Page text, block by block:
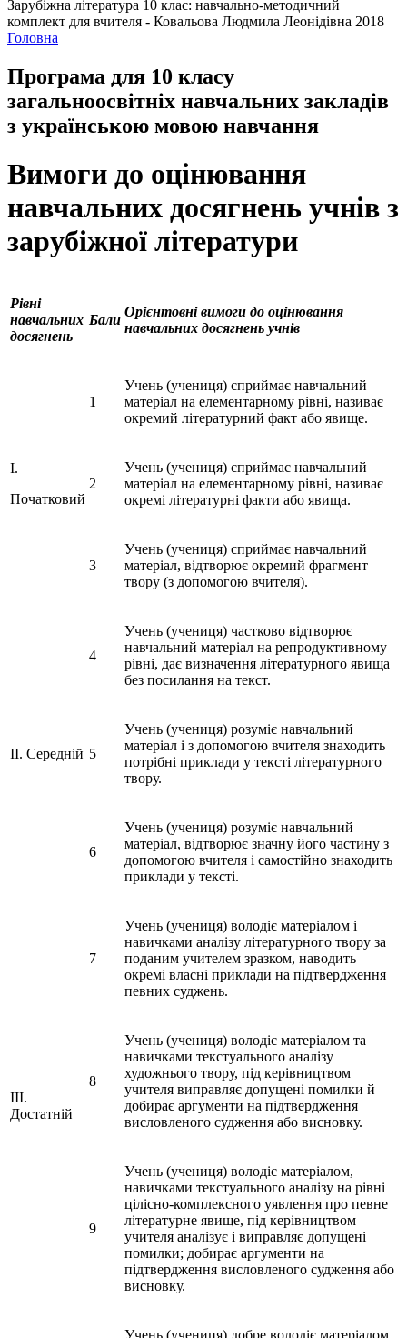
Зарубіжна література 10 клас: навчально-методичний
комплект для вчителя - Ковальова Людмила Леонідівна 2018
Головна
Програма для 10 класу
загальноосвітніх навчальних закладів
з українською мовою навчання
Вимоги до оцінювання
навчальних досягнень учнів з
зарубіжної літератури
Рівні
навчальних
досягнень
Бали
Орієнтовні вимоги до оцінювання
навчальних досягнень учнів
I.
Початковий
1
Учень (учениця) сприймає навчальний
матеріал на елементарному рівні, називає
окремий літературний факт або явище.
2
Учень (учениця) сприймає навчальний
матеріал на елементарному рівні, називає
окремі літературні факти або явища.
3
Учень (учениця) сприймає навчальний
матеріал, відтворює окремий фрагмент
твору (з допомогою вчителя).
II. Середній
4
Учень (учениця) частково відтворює
навчальний матеріал на репродуктивному
рівні, дає визначення літературного явища
без посилання на текст.
5
Учень (учениця) розуміє навчальний
матеріал і з допомогою вчителя знаходить
потрібні приклади у тексті літературного
твору.
6
Учень (учениця) розуміє навчальний
матеріал, відтворює значну його частину з
допомогою вчителя і самостійно знаходить
приклади у тексті.
ІІІ.
Достатній
7
Учень (учениця) володіє матеріалом і
навичками аналізу літературного твору за
поданим учителем зразком, наводить
окремі власні приклади на підтвердження
певних суджень.
8
Учень (учениця) володіє матеріалом та
навичками текстуального аналізу
художнього твору, під керівництвом
учителя виправляє допущені помилки й
добирає аргументи на підтвердження
висловленого судження або висновку.
9
Учень (учениця) володіє матеріалом,
навичками текстуального аналізу на рівні
цілісно-комплексного уявлення про певне
літературне явище, під керівництвом
учителя аналізує і виправляє допущені
помилки; добирає аргументи на
підтвердження висловленого судження або
висновку.
Учень (учениця) добре володіє матеріалом